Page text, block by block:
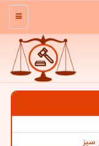
منو